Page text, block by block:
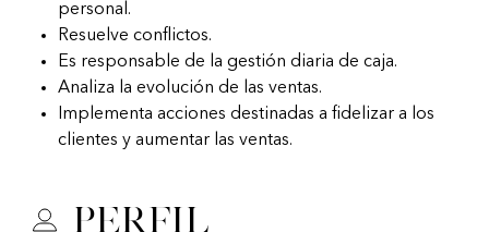
personal.
Resuelve conflictos.
Es responsable de la gestión diaria de caja.
Analiza la evolución de las ventas.
Implementa acciones destinadas a fidelizar a los
clientes y aumentar las ventas.
Perfil